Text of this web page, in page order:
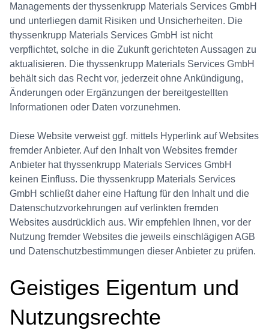
Managements der thyssenkrupp Materials Services GmbH
und unterliegen damit Risiken und Unsicherheiten. Die
thyssenkrupp Materials Services GmbH ist nicht
verpflichtet, solche in die Zukunft gerichteten Aussagen zu
aktualisieren. Die thyssenkrupp Materials Services GmbH
behält sich das Recht vor, jederzeit ohne Ankündigung,
Änderungen oder Ergänzungen der bereitgestellten
Informationen oder Daten vorzunehmen.
Diese Website verweist ggf. mittels Hyperlink auf Websites
fremder Anbieter. Auf den Inhalt von Websites fremder
Anbieter hat thyssenkrupp Materials Services GmbH
keinen Einfluss. Die thyssenkrupp Materials Services
GmbH schließt daher eine Haftung für den Inhalt und die
Datenschutzvorkehrungen auf verlinkten fremden
Websites ausdrücklich aus. Wir empfehlen Ihnen, vor der
Nutzung fremder Websites die jeweils einschlägigen AGB
und Datenschutzbestimmungen dieser Anbieter zu prüfen.
Geistiges Eigentum und
Nutzungsrechte